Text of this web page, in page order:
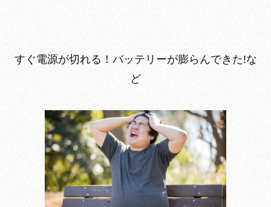
すぐ電源が切れる！バッテリーが膨らんできた!な
ど